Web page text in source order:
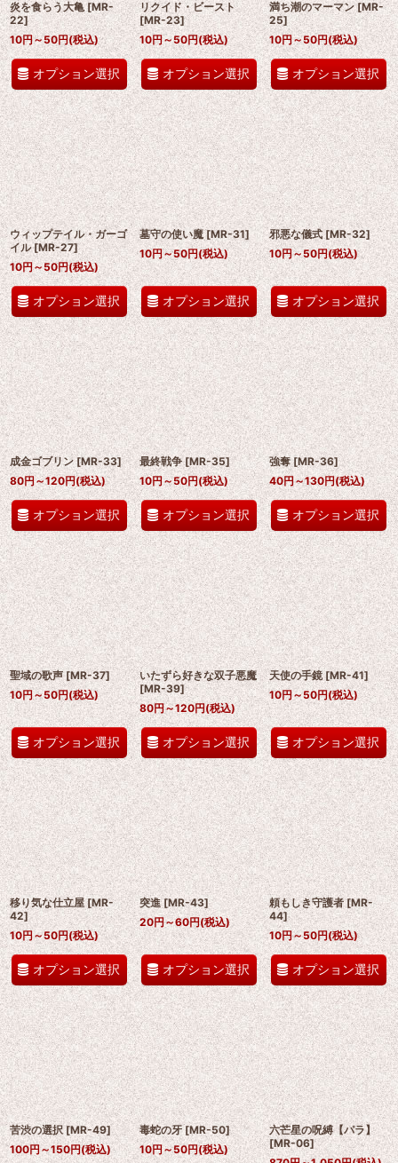
炎を食らう大亀 [MR-
22]
10円～50円(税込)
オプション選択
リクイド・ビースト
[MR-23]
10円～50円(税込)
オプション選択
満ち潮のマーマン [MR-
25]
10円～50円(税込)
オプション選択
ウィップテイル・ガーゴ
イル [MR-27]
10円～50円(税込)
オプション選択
墓守の使い魔 [MR-31]
10円～50円(税込)
オプション選択
邪悪な儀式 [MR-32]
10円～50円(税込)
オプション選択
成金ゴブリン [MR-33]
80円～120円(税込)
オプション選択
最終戦争 [MR-35]
10円～50円(税込)
オプション選択
強奪 [MR-36]
40円～130円(税込)
オプション選択
聖域の歌声 [MR-37]
10円～50円(税込)
オプション選択
いたずら好きな双子悪魔
[MR-39]
80円～120円(税込)
オプション選択
天使の手鏡 [MR-41]
10円～50円(税込)
オプション選択
移り気な仕立屋 [MR-
42]
10円～50円(税込)
オプション選択
突進 [MR-43]
20円～60円(税込)
オプション選択
頼もしき守護者 [MR-
44]
10円～50円(税込)
オプション選択
苦渋の選択 [MR-49]
100円～150円(税込)
毒蛇の牙 [MR-50]
10円～50円(税込)
六芒星の呪縛【パラ】
[MR-06]